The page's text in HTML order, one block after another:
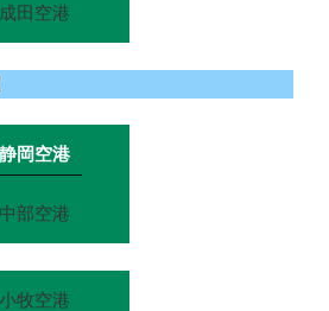
田空港
岡空港
部空港
牧空港